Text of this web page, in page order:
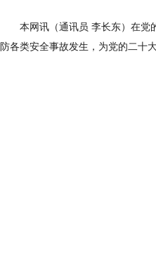
本网讯（通讯员 李长东）在党
防各类安全事故发生，为党的二十